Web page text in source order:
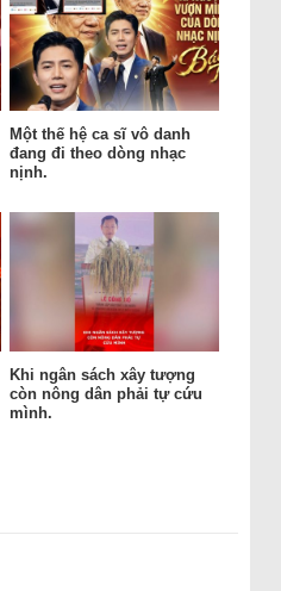
Một thế hệ ca sĩ vô danh
đang đi theo dòng nhạc
nịnh.
Khi ngân sách xây tượng
còn nông dân phải tự cứu
mình.